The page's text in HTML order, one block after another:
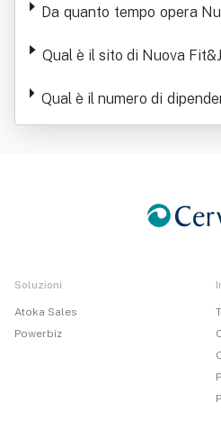
Da quanto tempo opera
Qual è il sito di Nuova
Qual è il numero di
rl - Società Sportiva
Soluzioni
Atoka Sales
Powerbiz